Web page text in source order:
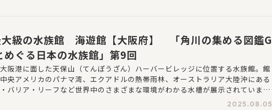
級の水族館 海遊館【大阪府】 「角川の集める図鑑G
めぐる日本の水族館」第9回
阪港に面した天保山（てんぽうざん）ハーバービレッジに位置する水族館。館
央アメリカのパナマ湾、エクアドルの熱帯雨林、オーストラリア大陸沖にある
バリア・リーフなど世界中のさまざまな環境がわかる水槽が展示されていま
らの屋内水槽の規模が日本有数であり、世界最大級といわれる理由のひとつで
2025.08.05